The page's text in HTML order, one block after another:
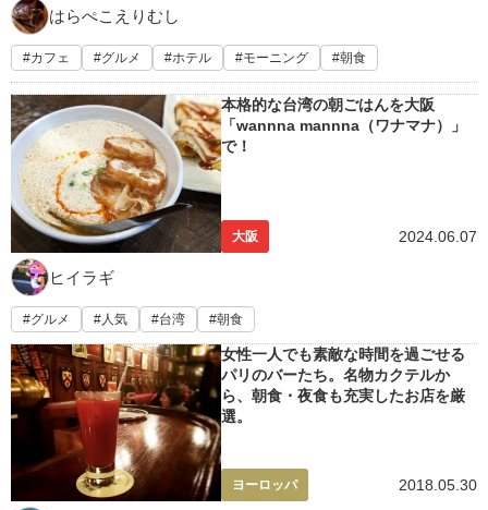
はらぺこえりむし
カフェ グルメ ホテル モーニング 朝食
本格的な台湾の朝ごはんを大阪
「wannna mannna（ワナマナ）」
で！
大阪 2024.06.07
ヒイラギ
グルメ 人気 台湾 朝食
女性一人でも素敵な時間を過ごせる
パリのバーたち。名物カクテルか
ら、朝食・夜食も充実したお店を厳
選。
ヨーロッパ 2018.05.30